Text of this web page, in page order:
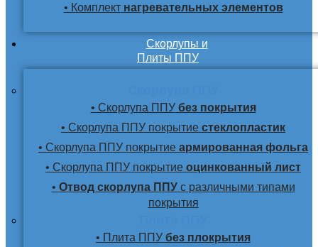
• Комплектнагревательных элементов
Скорлупы и
Плиты ППУ
• Скорлупа ППУбез покрытия
• Скорлупа ППУ покрытие стеклопластик
• Скорлупа ППУ покрытие армированная фольга
• Скорлупа ППУ покрытие оцинкованный лист
• Отвод скорлупа ППУс различными типами
покрытия
• Плита ППУ без плокрытия